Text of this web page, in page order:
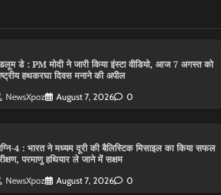
डे : PM मोदी ने जारी किया इंस्टा वीडियो, आज 7 अगस्त को
हथकरघा दिवस मनाने की अपील
NewsXpoz August 7, 2026 0
4 : भारत ने मध्यम दूरी की बैलिस्टिक मिसाइल का किया सफल
परमाणु हथियार ले जाने में सक्षम
NewsXpoz August 7, 2026 0